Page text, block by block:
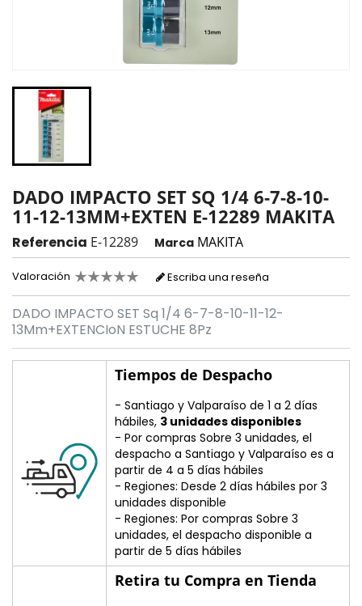
DADO IMPACTO SET SQ 1/4 6-7-8-10-
11-12-13MM+EXTEN E-12289 MAKITA
Referencia E-12289 Marca MAKITA
Valoración Escriba una reseña
DADO IMPACTO SET Sq 1/4 6-7-8-10-11-12-
13Mm+EXTENCIoN ESTUCHE 8Pz
Tiempos de Despacho
- Santiago y Valparaíso de 1 a 2 días
hábiles, 3 unidades disponibles
- Por compras Sobre 3 unidades, el
despacho a Santiago y Valparaíso es a
partir de 4 a 5 días hábiles
- Regiones: Desde 2 días hábiles por 3
unidades disponible
- Regiones: Por compras Sobre 3
unidades, el despacho disponible a
partir de 5 días hábiles
Retira tu Compra en Tienda